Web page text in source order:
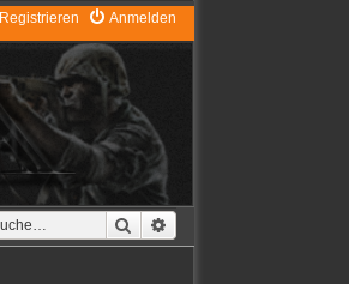
Anmelden
Registrieren
Suche